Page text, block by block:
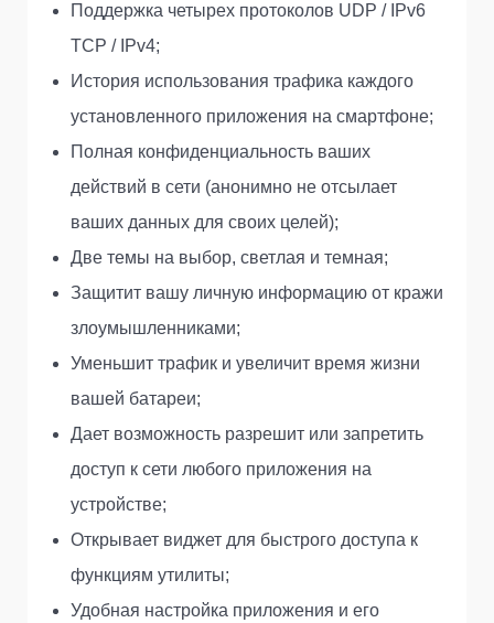
Поддержка четырех протоколов UDP / IPv6
TCP / IPv4;
История использования трафика каждого
установленного приложения на смартфоне;
Полная конфиденциальность ваших
действий в сети (анонимно не отсылает
ваших данных для своих целей);
Две темы на выбор, светлая и темная;
Защитит вашу личную информацию от кражи
злоумышленниками;
Уменьшит трафик и увеличит время жизни
вашей батареи;
Дает возможность разрешит или запретить
доступ к сети любого приложения на
устройстве;
Открывает виджет для быстрого доступа к
функциям утилиты;
Удобная настройка приложения и его